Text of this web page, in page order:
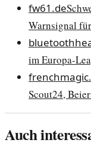
fw61.de
Warnsignal
im Europa-
Scout24,
Auch